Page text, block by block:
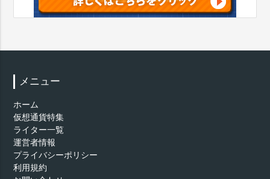
メニュー
ホーム
仮想通貨特集
ライター一覧
運営者情報
プライバシーポリシー
利用規約